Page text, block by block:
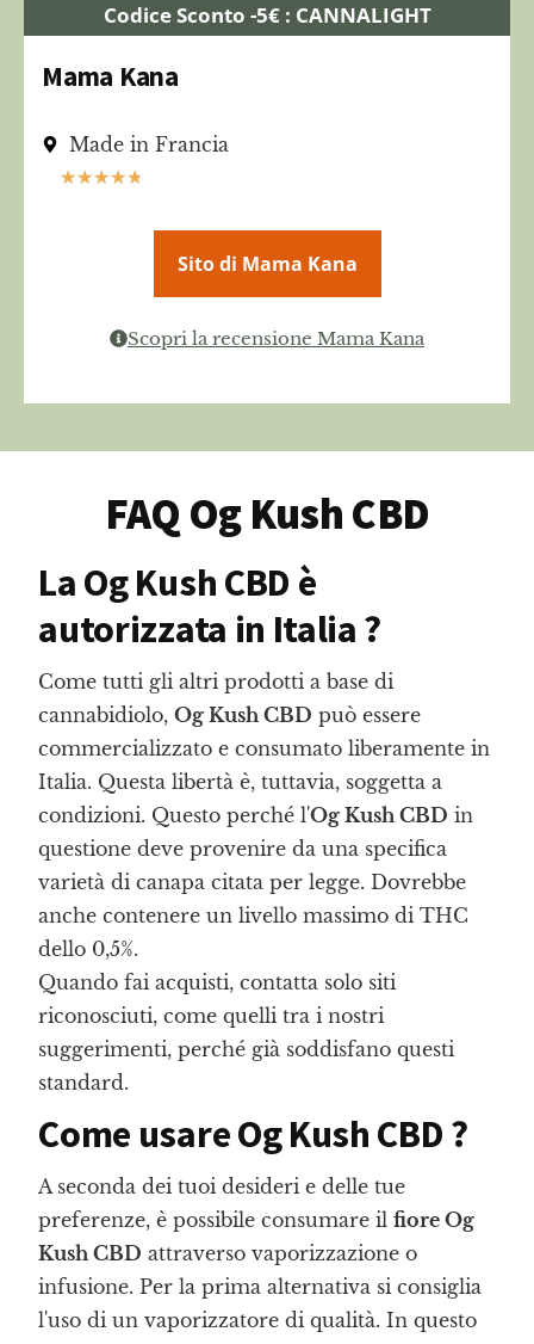
Codice Sconto -5€ : CANNALIGHT
Mama Kana
Made in Francia
★★★★★
Sito di Mama Kana
Scopri la recensione Mama Kana
FAQ Og Kush CBD
La Og Kush CBD è
autorizzata in Italia ?
Come tutti gli altri prodotti a base di
cannabidiolo,Og Kush CBD può essere
commercializzato e consumato liberamente in
Italia. Questa libertà è, tuttavia, soggetta a
condizioni. Questo perché l'Og Kush CBD in
questione deve provenire da una specifica
varietà di canapa citata per legge. Dovrebbe
anche contenere un livello massimo di THC
dello 0,5%.
Quando fai acquisti, contatta solo siti
riconosciuti, come quelli tra i nostri
suggerimenti, perché già soddisfano questi
standard.
Come usare Og Kush CBD ?
A seconda dei tuoi desideri e delle tue
preferenze, è possibile consumare ilfiore Og
Kush CBD attraverso vaporizzazione o
infusione. Per la prima alternativa si consiglia
l'uso di un vaporizzatore di qualità. In questo